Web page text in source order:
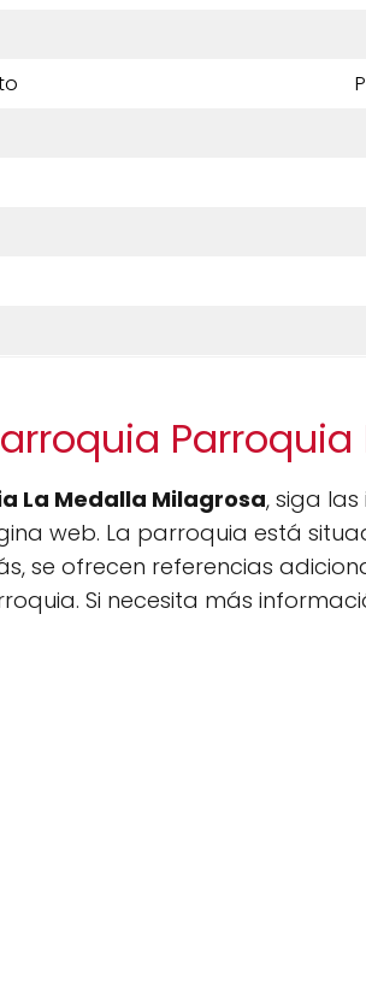
La Medalla Milagrosa, siga
web. La parroquia está
se ofrecen referencias
Si necesita más